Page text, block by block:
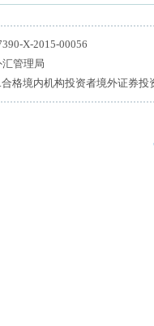
X-2015-00056
汇管理局
合格境内机构投资者境外证券投